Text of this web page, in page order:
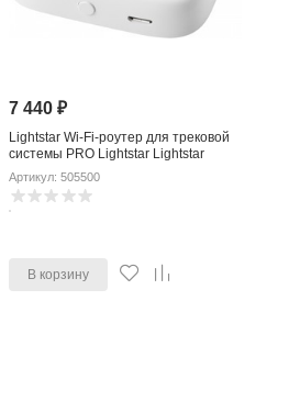
7 440₽
Lightstar Wi-Fi-роутер для трековой
системы PRO Lightstar Lightstar
505500
Артикул: 505500
В корзину